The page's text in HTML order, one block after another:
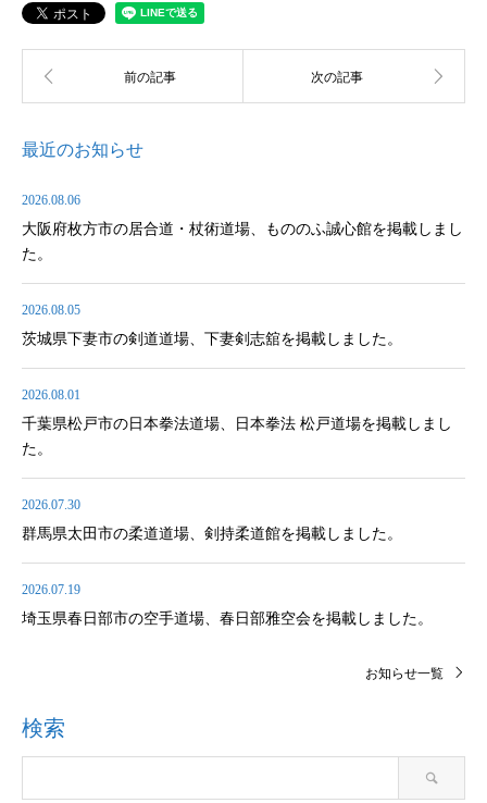
最近のお知らせ
2026.08.06
大阪府枚方市の居合道・杖術道場、もののふ誠心館を掲載しまし
た。
2026.08.05
茨城県下妻市の剣道道場、下妻剣志舘を掲載しました。
2026.08.01
千葉県松戸市の日本拳法道場、日本拳法 松戸道場を掲載しまし
た。
2026.07.30
群馬県太田市の柔道道場、剣持柔道館を掲載しました。
2026.07.19
埼玉県春日部市の空手道場、春日部雅空会を掲載しました。
お知らせ一覧
検索